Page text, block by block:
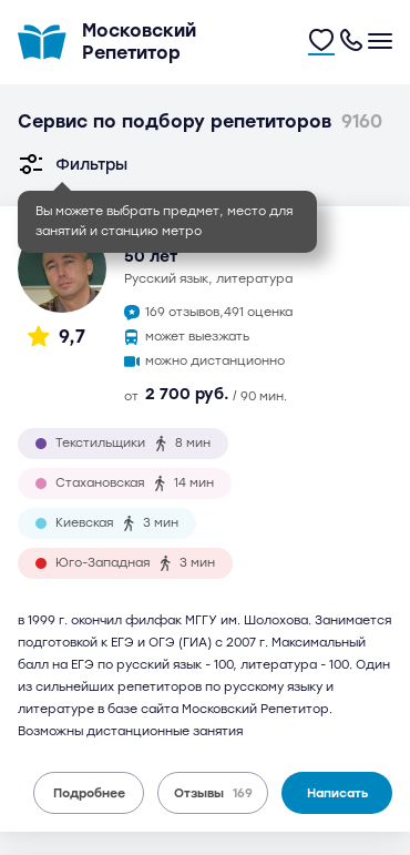
Московский
Репетитор
Сервис по подбору репетиторов 9160
Вы можете выбрать предмет, место для
занятий и станцию метро
Фильтры
9,7
Иван Игоревич
50 лет
русский язык, литература
169 отзывов,491 оценка
может выезжать
можно дистанционно
от 2 700 руб. / 90 мин.
Текстильщики 8 мин
Стахановская 14 мин
Киевская 3 мин
Юго-Западная 3 мин
в 1999 г. окончил филфак МГГУ им. Шолохова. Занимается
подготовкой к ЕГЭ и ОГЭ (ГИА) с 2007 г. Максимальный
балл на ЕГЭ по русский язык - 100, литература - 100. Один
из сильнейших репетиторов по русскому языку и
литературе в базе сайта Московский Репетитор.
Возможны дистанционные занятия
Подробнее Отзывы 169 Написать